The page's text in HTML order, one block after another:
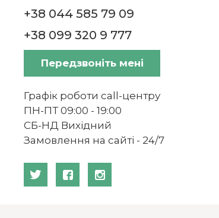
+38 044 585 79 09
+38 099 320 9 777
Передзвоніть мені
Графік роботи call-центру
ПН-ПТ 09:00 - 19:00
СБ-НД Вихідний
Замовлення на сайті - 24/7